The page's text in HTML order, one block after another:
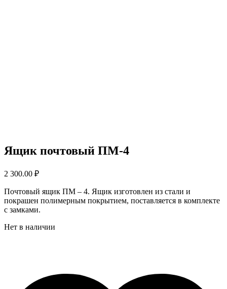
Ящик почтовый ПМ-4
2 300.00 ₽
Почтовый ящик ПМ – 4. Ящик изготовлен из стали и
покрашен полимерным покрытием, поставляется в комплекте
с замками.
Нет в наличии